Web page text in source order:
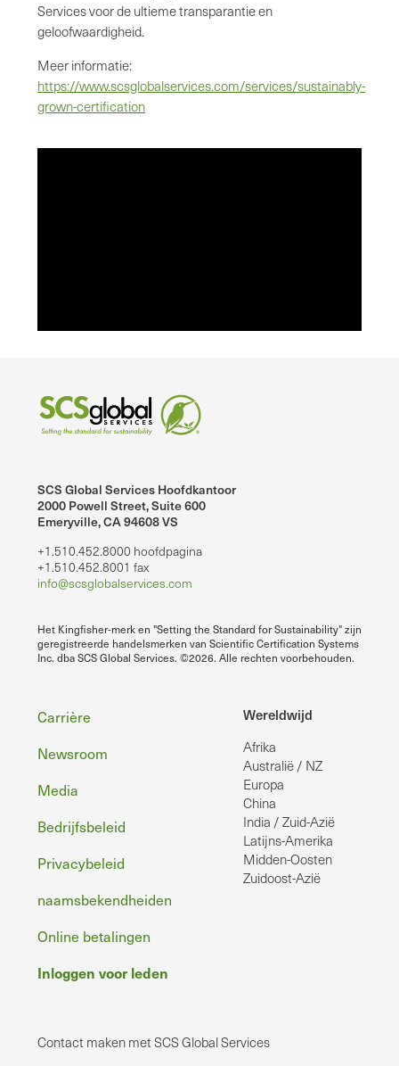
Services voor de ultieme transparantie en
geloofwaardigheid.
Meer informatie:
https://www.scsglobalservices.com/services/sustainably-
grown-certification
SCS Global Services Hoofdkantoor
2000 Powell Street, Suite 600
Emeryville, CA 94608 VS
+1.510.452.8000 hoofdpagina
+1.510.452.8001 fax
info@scsglobalservices.com
Het Kingfisher-merk en "Setting the Standard for Sustainability" zijn
geregistreerde handelsmerken van Scientific Certification Systems
Inc. dba SCS Global Services. ©2026. Alle rechten voorbehouden.
Wereldwijd
Afrika
Australië / NZ
Europa
China
India / Zuid-Azië
Latijns-Amerika
Midden-Oosten
Zuidoost-Azië
Voettekst
Carrière
Newsroom
Media
Bedrijfsbeleid
Privacybeleid
naamsbekendheiden
Online betalingen
Inloggen voor leden
Contact maken met SCS Global Services